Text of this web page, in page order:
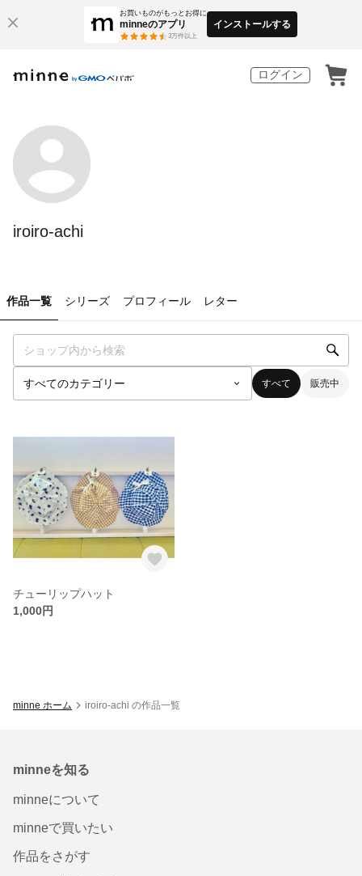
お買いものがもっとお得に
minneのアプリ
3万件以上
インストールする
ログイン
iroiro-achi
作品一覧 シリーズ プロフィール レター
すべて 販売中
チューリップハット
1,000円
minne ホーム iroiro-achi の作品一覧
minneを知る
minneについて
minneで買いたい
作品をさがす